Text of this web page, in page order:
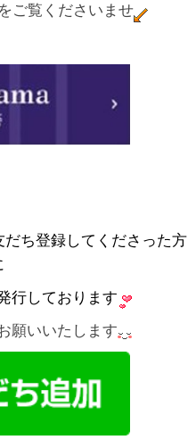
ご覧くださいませ
ち登録してくださった方
行しております
願いいたします